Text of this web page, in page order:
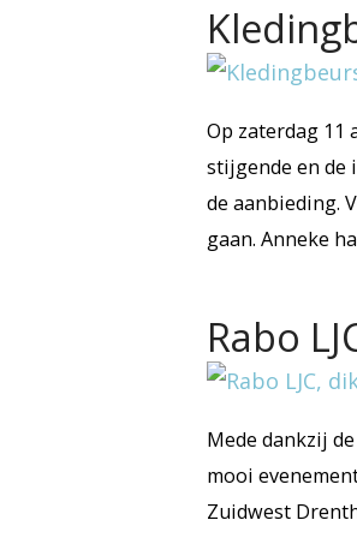
Op zaterdag 11
stijgende en de
de aanbieding.
gaan. Anneke
Rabo
Mede dankzij
mooi
Zuidwest